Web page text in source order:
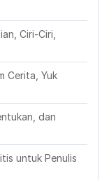
Ciri-Ciri,
Cerita, Yuk
dan
untuk Penulis